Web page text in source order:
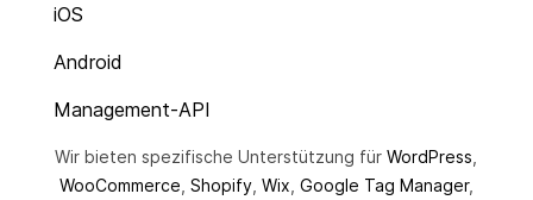
iOS
Android
Management-API
Wir bieten spezifische Unterstützung fürWordPress
WooCommerce Shopify, Wix Google Tag Manager,